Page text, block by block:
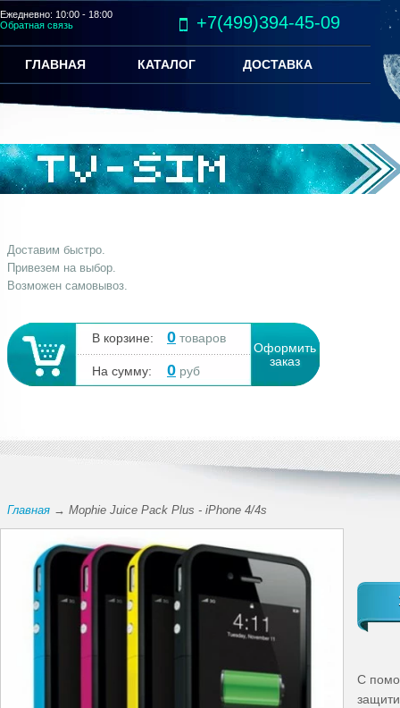
Ежедневно: 10:00 - 18:00
Обратная связь
+7(499)394-45-09
ГЛАВНАЯ КАТАЛОГ ДОСТАВКА
Доставим быстро.
Привезем на выбор.
Возможен самовывоз.
В корзине: 0 товаров
На сумму: 0 руб
Оформить
заказ
Главная → Mophie Juice Pack Plus - iPhone 4/4s
С